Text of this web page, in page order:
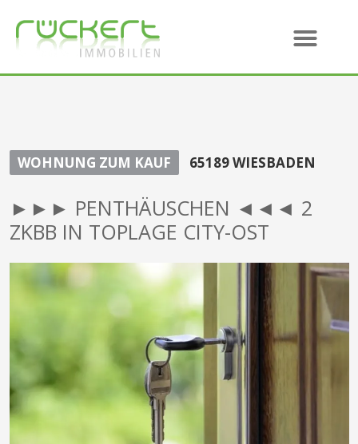
WOHNUNG ZUM KAUF 65189 WIESBADEN
►►► PENTHÄUSCHEN ◄◄◄ 2
ZKBB IN TOPLAGE CITY-OST